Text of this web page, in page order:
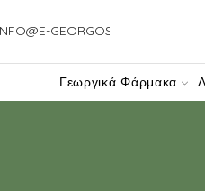
GEORGOS-GR.PREVIEW-
Γεωργικά Φάρμακα